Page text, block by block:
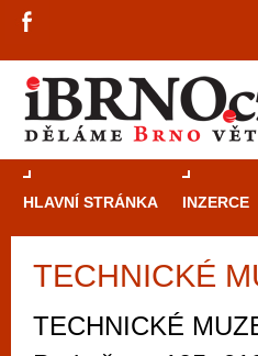
HLAVNÍ STRÁNKA INZERCE
TECHNICKÉ
TECHNICKÉ